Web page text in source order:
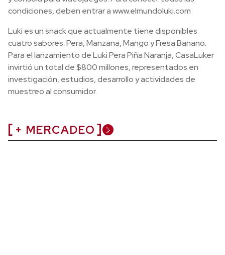
condiciones, deben entrar a www.elmundoluki.com
Luki es un snack que actualmente tiene disponibles
cuatro sabores: Pera, Manzana, Mango y Fresa Banano.
Para el lanzamiento de Luki Pera Piña Naranja, CasaLuker
invirtió un total de $800 millones, representados en
investigación, estudios, desarrollo y actividades de
muestreo al consumidor.
+ MERCADEO